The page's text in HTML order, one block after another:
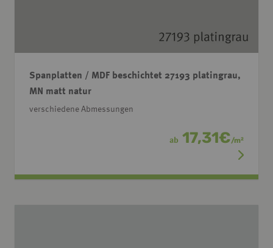
Spanplatten / MDF beschichtet 27193 platingrau,
MN matt natur
verschiedene Abmessungen
ab 17,31€/m2